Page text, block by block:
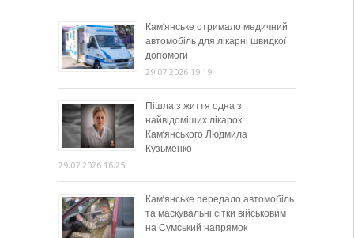
Кам’янське отримало медичний
автомобіль для лікарні швидкої
допомоги
29.07.2026 19:19
Пішла з життя одна з
найвідоміших лікарок
Кам’янського Людмила
Кузьменко
29.07.2026 16:25
Кам’янське передало автомобіль
та маскувальні сітки військовим
на Сумський напрямок